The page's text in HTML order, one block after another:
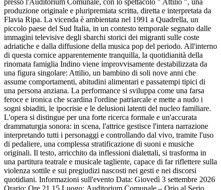
presso l'Auditorium Comunale, con lo spettacolo " Attilio ", una
produzione originale e pluripremiata scritta, diretta e interpretata da
Flavia Ripa. La vicenda è ambientata nel 1991 a Quadrella, un
piccolo paese del Sud Italia, in un contesto temporale segnato dalle
immagini televisive degli sbarchi storici dei migranti sulle coste
adriatiche e dalla diffusione della musica pop del periodo. All'interno
di questa cornice apparentemente tranquilla, la quotidianità della
rinomata famiglia Indino viene improvvisamente destabilizzata da
una figura singolare: Attilio, un bambino di soli nove anni che
assume comportamenti, abitudini alimentari e passatempi tipici di
una persona anziana. La performance si sviluppa come una farsa
feroce e ironica che scardina l'ordine patriarcale e mette a nudo i
sogni sbiaditi, le ipocrisie e le delusioni latenti del nucleo familiare.
L'opera si distingue per una forte ricerca formale e un'accurata
drammaturgia sonora: in scena, l'attrice gestisce l'intera narrazione
interpretando tutti i personaggi e controllando dal vivo, tramite l'uso
di pedaliere, una complessa stratificazione di suoni e musiche
originali. Il testo, arricchito da inflessioni dialettali, si trasforma in
una partitura teatrale e musicale tagliente, capace di far riflettere sulla
violenza sottile e sui pregiudizi nascosti nei gesti e nei discorsi
quotidiani. Informazioni sull'evento Data: Giovedì 3 settembre 2026